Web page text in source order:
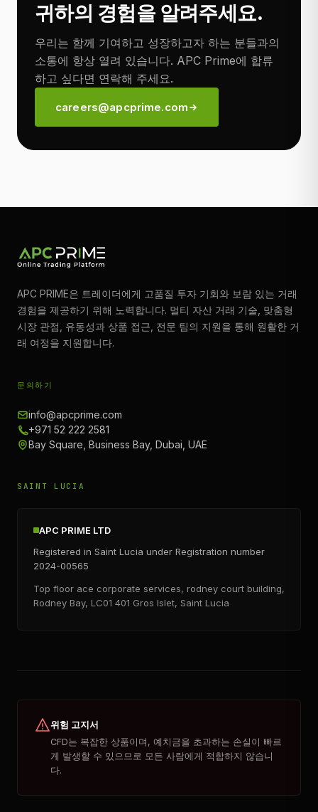
귀하의 경험을 알려주세요.
우리는 함께 기여하고 성장하고자 하는 분들과의
소통에 항상 열려 있습니다. APC Prime에 합류
하고 싶다면 연락해 주세요.
careers@apcprime.com
APC PRIME은 트레이더에게 고품질 투자 기회와 보람 있는 거래
경험을 제공하기 위해 노력합니다. 멀티 자산 거래 기술, 맞춤형
시장 관점, 유동성과 상품 접근, 전문 팀의 지원을 통해 원활한 거
래 여정을 지원합니다.
문의하기
info@apcprime.com
+971 52 222 2581
Bay Square, Business Bay, Dubai, UAE
SAINT LUCIA
APC PRIME LTD
Registered in Saint Lucia under Registration number
2024-00565
Top floor ace corporate services, rodney court building,
Rodney Bay, LC01 401 Gros Islet, Saint Lucia
위험 고지서
CFD는 복잡한 상품이며, 예치금을 초과하는 손실이 빠르
게 발생할 수 있으므로 모든 사람에게 적합하지 않습니
다.